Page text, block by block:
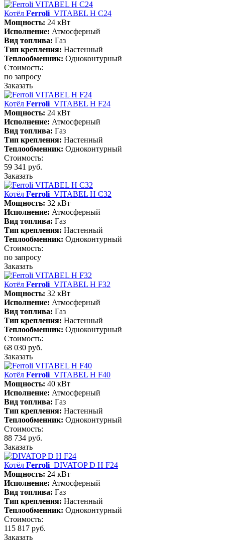
Котёл Ferroli VITABEL H С24
Мощность: 24 кВт
Исполнение: Атмосферный
Вид топлива: Газ
Тип крепления: Настенный
Теплообменник: Одноконтурный
Стоимость:
по запросу
Заказать
Котёл Ferroli VITABEL H F24
Мощность: 24 кВт
Исполнение: Атмосферный
Вид топлива: Газ
Тип крепления: Настенный
Теплообменник: Одноконтурный
Стоимость:
59 341 руб.
Заказать
Котёл Ferroli VITABEL H С32
Мощность: 32 кВт
Исполнение: Атмосферный
Вид топлива: Газ
Тип крепления: Настенный
Теплообменник: Одноконтурный
Стоимость:
по запросу
Заказать
Котёл Ferroli VITABEL H F32
Мощность: 32 кВт
Исполнение: Атмосферный
Вид топлива: Газ
Тип крепления: Настенный
Теплообменник: Одноконтурный
Стоимость:
68 030 руб.
Заказать
Котёл Ferroli VITABEL H F40
Мощность: 40 кВт
Исполнение: Атмосферный
Вид топлива: Газ
Тип крепления: Настенный
Теплообменник: Одноконтурный
Стоимость:
88 734 руб.
Заказать
Котёл Ferroli DIVATOP D H F24
Мощность: 24 кВт
Исполнение: Атмосферный
Вид топлива: Газ
Тип крепления: Настенный
Теплообменник: Одноконтурный
Стоимость:
115 817 руб.
Заказать